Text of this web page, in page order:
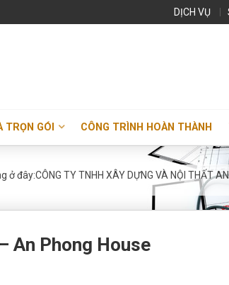
DỊCH VỤ
TRỌN GÓI CÔNG TRÌNH HOÀN THÀNH
ở đây:CÔNG TY TNHH XÂY DỰNG VÀ NỘI THẤT
An Phong House